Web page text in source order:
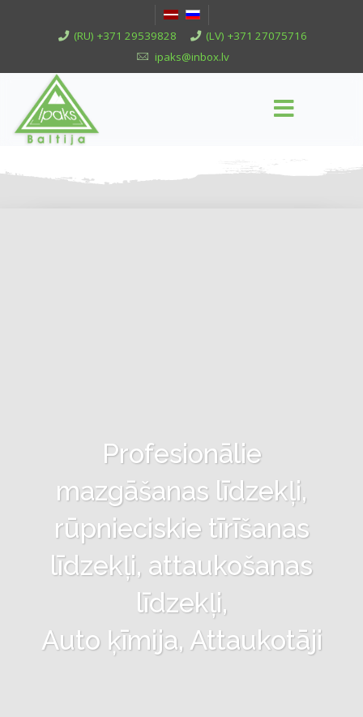
(RU) +371 29539828
(LV) +371 27075716
ipaks@inbox.lv
Profesionālie
mazgāšanas līdzekļi,
rūpnieciskie tīrīšanas
līdzekļi, attaukošanas
līdzekļi,
Auto ķīmija, Attaukotāji